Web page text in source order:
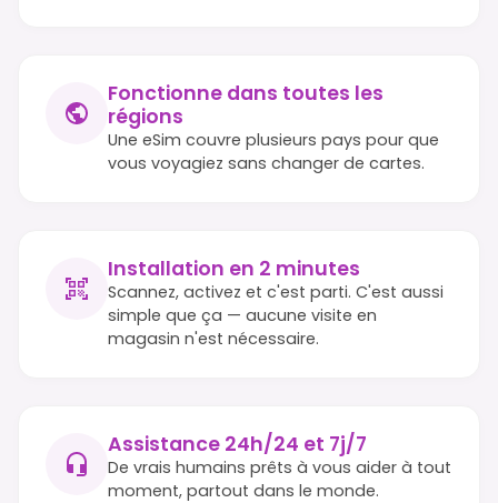
Fonctionne dans toutes les
régions
Une eSim couvre plusieurs pays pour que
vous voyagiez sans changer de cartes.
Installation en 2 minutes
Scannez, activez et c'est parti. C'est aussi
simple que ça — aucune visite en
magasin n'est nécessaire.
Assistance 24h/24 et 7j/7
De vrais humains prêts à vous aider à tout
moment, partout dans le monde.